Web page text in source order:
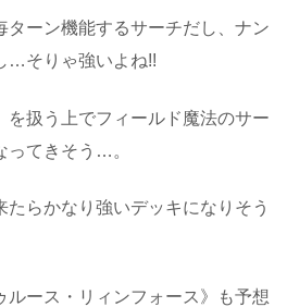
ターン機能するサーチだし、ナン
…そりゃ強いよね!!
を扱う上でフィールド魔法のサー
ってきそう…。
たらかなり強いデッキになりそう
ルース・リィンフォース》も予想